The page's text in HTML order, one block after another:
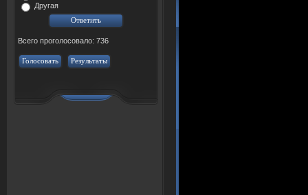
Другая
Всего проголосовало: 736
Голосовать Результаты